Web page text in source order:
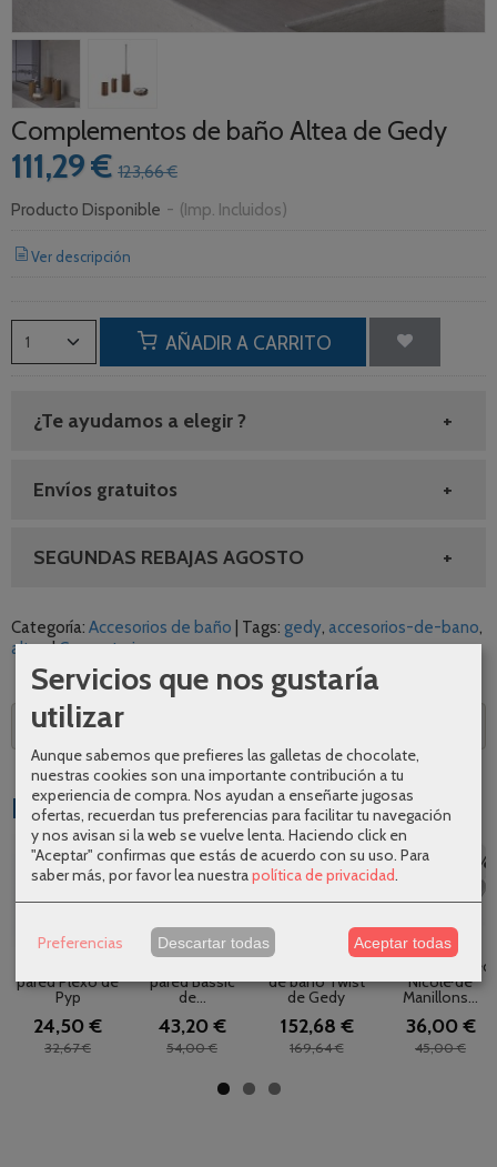
Complementos de baño Altea de Gedy
111,29 € 123,66 €
Producto Disponible - (Imp. Incluidos)
Ver descripción
AÑADIR A CARRITO
¿Te ayudamos a elegir ?
Envíos gratuitos
SEGUNDAS REBAJAS AGOSTO
Categoría: Accesorios de baño Tags: gedy accesorios-de-bano
altea|Comentarios
Descripción
Productos Relacionados
-25 %
pared Plexo de
Pyp
24,50 €
32,67 €
-20 %
pared Bassic
de...
43,20 €
54,00 €
-10 %
de baño Twist
de Gedy
152,68 €
169,64 €
-20 %
Jabonera pared
Nicole de
Manillons...
36,00 €
45,00 €
Servicios que nos gustaría
utilizar
Aunque sabemos que prefieres las galletas de chocolate,
nuestras cookies son una importante contribución a tu
experiencia de compra. Nos ayudan a enseñarte jugosas
ofertas, recuerdan tus preferencias para facilitar tu navegación
y nos avisan si la web se vuelve lenta. Haciendo click en
"Aceptar" confirmas que estás de acuerdo con su uso. Para
saber más, por favor lea nuestrapolítica de privacidad.
Preferencias Descartar todas Aceptar todas